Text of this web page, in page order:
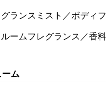
ランスミスト／ボディ
ームフレグランス／香
ーム